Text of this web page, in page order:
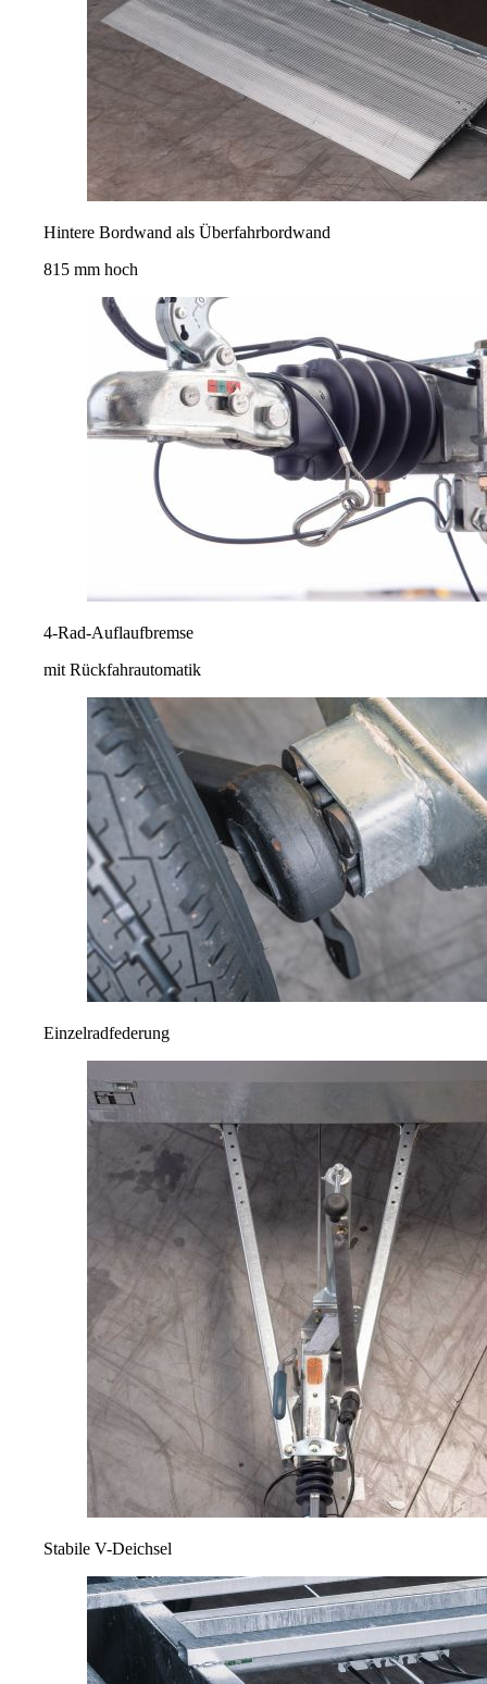
Hintere Bordwand als Überfahrbordwand
815 mm hoch
4-Rad-Auflaufbremse
mit Rückfahrautomatik
Einzelradfederung
Stabile V-Deichsel